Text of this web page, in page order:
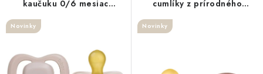
d
k
r
o
d
kaučuku 0/6 mesiac
Berry/Blush
Novinky
cumlíky z prírodného
kaučuku 2ks Vanilla
Novinky